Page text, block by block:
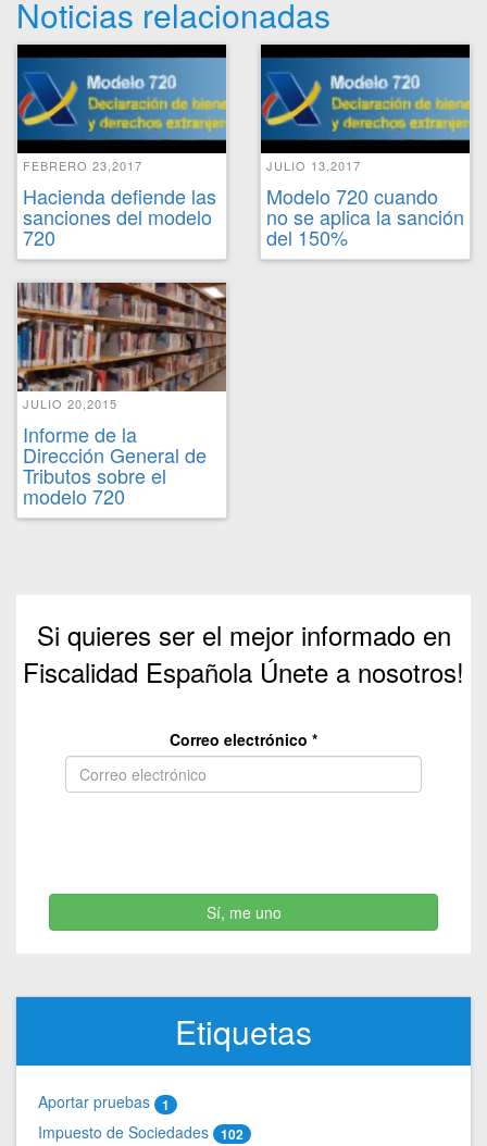
Noticias relacionadas
FEBRERO 23,2017
Hacienda defiende las
sanciones del modelo
720
JULIO 13,2017
Modelo 720 cuando
no se aplica la sanción
del 150%
JULIO 20,2015
Informe de la
Dirección General de
Tributos sobre el
modelo 720
Si quieres ser el mejor informado en
Fiscalidad Española Únete a nosotros!
Correo electrónico *
Sí, me uno
Etiquetas
Aportar pruebas 1
Impuesto de Sociedades 102